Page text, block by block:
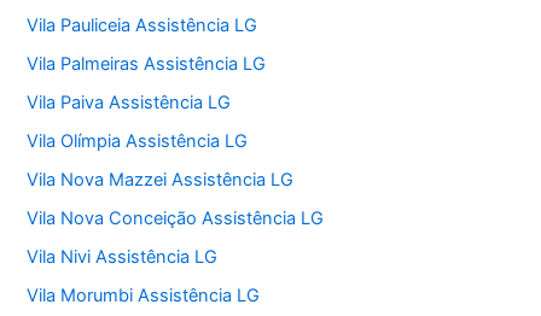
Vila Pauliceia Assistência LG
Vila Palmeiras Assistência LG
Vila Paiva Assistência LG
Vila Olímpia Assistência LG
Vila Nova Mazzei Assistência LG
Vila Nova Conceição Assistência LG
Vila Nivi Assistência LG
Vila Morumbi Assistência LG